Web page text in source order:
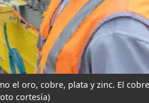
el oro, cobre, plata y zinc. El
cortesía)